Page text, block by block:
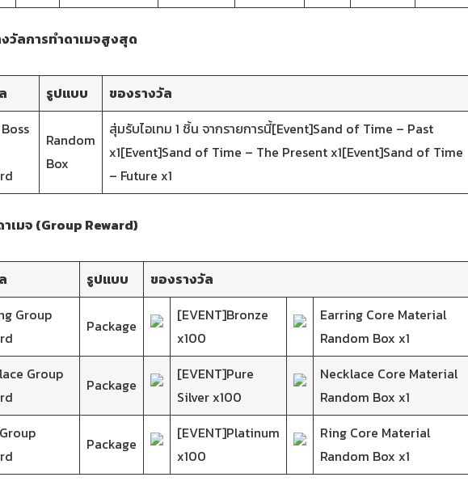
งวัลการทำดาเมจสูงสุด
รูปแบบ
ของรางวัล
Random
Box
สุ่มรับไอเทม 1 ชิ้น จากรายการนี้[Event]Sand of Time – Past
x1[Event]Sand of Time – The Present x1[Event]Sand of Time
– Future x1
เมจ (Group Reward)
รูปแบบ
ของรางวัล
Group
Package
[EVENT]Bronze
x100
Earring Core Material
Random Box x1
Group
Package
[EVENT]Pure
Silver x100
Necklace Core Material
Random Box x1
Package
[EVENT]Platinum
x100
Ring Core Material
Random Box x1